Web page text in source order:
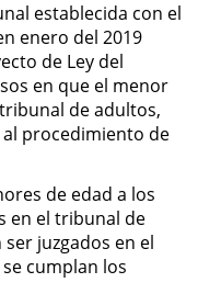
de
establecida con el
enero del 2019
de Ley del
en que el menor
de adultos,
procedimiento de
de edad a los
en el tribunal de
juzgados en el
cumplan los